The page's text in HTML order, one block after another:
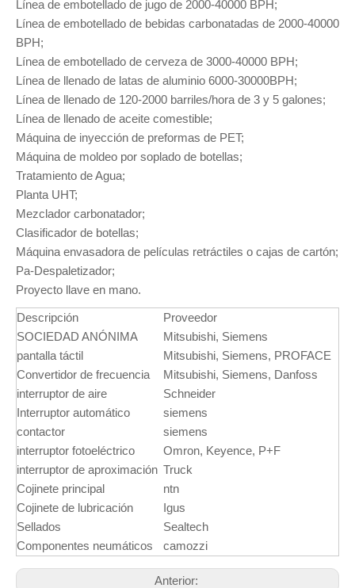
Línea de embotellado de jugo de 2000-40000 BPH;
Línea de embotellado de bebidas carbonatadas de 2000-40000
BPH;
Línea de embotellado de cerveza de 3000-40000 BPH;
Línea de llenado de latas de aluminio 6000-30000BPH;
Línea de llenado de 120-2000 barriles/hora de 3 y 5 galones;
Línea de llenado de aceite comestible;
Máquina de inyección de preformas de PET;
Máquina de moldeo por soplado de botellas;
Tratamiento de Agua;
Planta UHT;
Mezclador carbonatador;
Clasificador de botellas;
Máquina envasadora de películas retráctiles o cajas de cartón;
Pa-Despaletizador;
Proyecto llave en mano.
Descripción
Proveedor
SOCIEDAD ANÓNIMA
Mitsubishi, Siemens
pantalla táctil
Mitsubishi, Siemens, PROFACE
Convertidor de frecuencia
Mitsubishi, Siemens, Danfoss
interruptor de aire
Schneider
Interruptor automático
siemens
contactor
siemens
interruptor fotoeléctrico
Omron, Keyence, P+F
interruptor de aproximación Truck
Cojinete principal
ntn
Cojinete de lubricación
Igus
Sellados
Sealtech
Componentes neumáticos
camozzi
Anterior: